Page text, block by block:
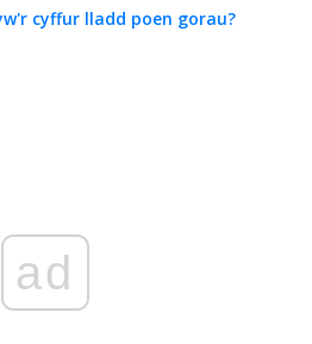
cyffur lladd poen gorau?
ad